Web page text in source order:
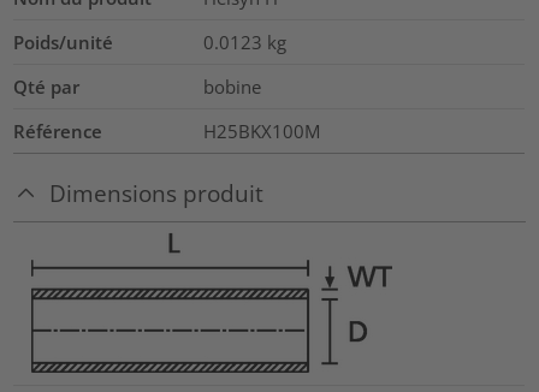
Poids/unité
0.0123 kg
Qté par
bobine
Référence
H25BKX100M
Dimensions produit